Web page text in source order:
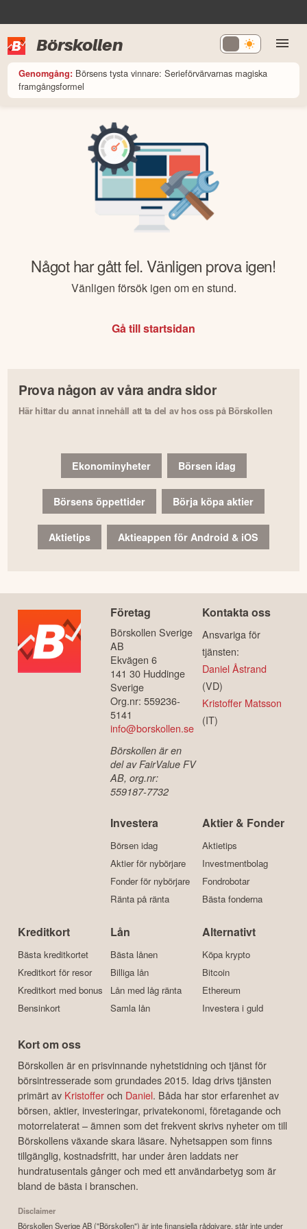
Börskollen
Genomgång: Börsens tysta vinnare: Serieförvärvarnas magiska
framgångsformel
Något har gått fel. Vänligen prova igen!
Vänligen försök igen om en stund.
Gå till startsidan
Prova någon av våra andra sidor
Här hittar du annat innehåll att ta del av hos oss på Börskollen
Ekonominyheter Börsen idag
Börsens öppettider Börja köpa aktier
Aktietips Aktieappen för Android & iOS
Företag
Börskollen Sverige
AB
Ekvägen 6
141 30 Huddinge
Sverige
Org.nr: 559236-
5141
info@borskollen.se
Börskollen är en
del av FairValue FV
AB, org.nr:
559187-7732
Kontakta oss
Ansvariga för
tjänsten:
Daniel Åstrand
(VD)
Kristoffer Matsson
(IT)
Investera
Börsen idag
Aktier för nybörjare
Fonder för nybörjare
Ränta på ränta
Aktier & Fonder
Aktietips
Investmentbolag
Fondrobotar
Bästa fonderna
Kreditkort
Bästa kreditkortet
Kreditkort för resor
Kreditkort med bonus
Bensinkort
Lån
Bästa lånen
Billiga lån
Lån med låg ränta
Samla lån
Alternativt
Köpa krypto
Bitcoin
Ethereum
Investera i guld
Kort om oss
Börskollen är en prisvinnande nyhetstidning och tjänst för
börsintresserade som grundades 2015. Idag drivs tjänsten
primärt av Kristofferoch Daniel. Båda har stor erfarenhet av
börsen, aktier, investeringar, privatekonomi, företagande och
motorrelaterat – ämnen som det frekvent skrivs nyheter om till
Börskollens växande skara läsare. Nyhetsappen som finns
tillgänglig, kostnadsfritt, har under åren laddats ner
hundratusentals gånger och med ett användarbetyg som är
bland de bästa i branschen.
Disclaimer
Börskollen Sverige AB ("Börskollen") är inte finansiella rådgivare, står inte under